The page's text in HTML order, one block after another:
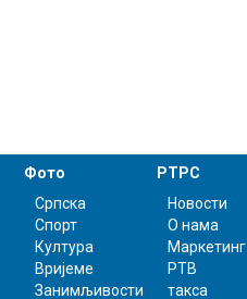
Фото
Српска
Спорт
Култура
Вријеме
Занимљивости
РТРС
Новости
О нама
Маркетинг
РТВ
такса